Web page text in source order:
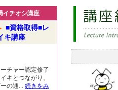
イチオシ講座
■資格取得■レ
キ講座
ーチャー認定修了
キとつながり、
の通... 続きをみ